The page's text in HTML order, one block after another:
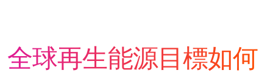
全球再生能源目標如何